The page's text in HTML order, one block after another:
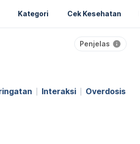
Kategori Cek Kesehatan
Penjelas
Interaksi Overdosis